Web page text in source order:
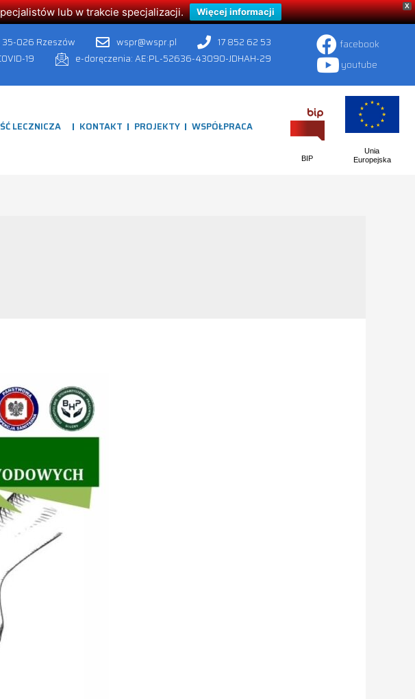
X
lub w trakcie specjalizacji. Więcej informacji
026 Rzeszów wspr@wspr.pl
17 852 62 53
19 e-doręczenia: AE:PL-52636-43090-JDHAH-29
facebook
youtube
LECZNICZA KONTAKT PROJEKTY WSPÓŁPRACA
BIP
Unia
Europejska